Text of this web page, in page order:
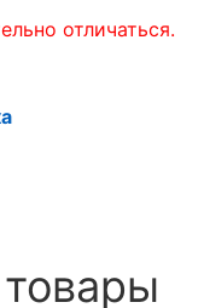
отличаться.